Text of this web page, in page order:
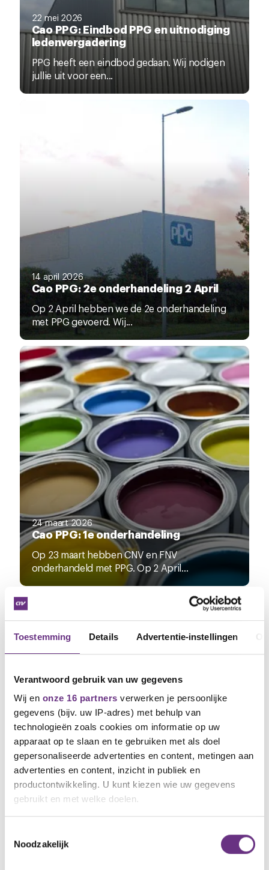
Toestemming Details Advertentie-instellingen
Verantwoord gebruik van uw gegevens
Wij en onze 16 partners verwerken je persoonlijke
gegevens (bijv. uw IP-adres) met behulp van
technologieën zoals cookies om informatie op uw
apparaat op te slaan en te gebruiken met als doel
gepersonaliseerde advertenties en content, metingen aan
advertenties en content, inzicht in publiek en
productontwikkeling. U kunt kiezen wie uw gegevens
gebruikt en met welke doelen.
Informatie verzamelen over uw geografische
Noodzakelijk
22 mei 2026
Cao PPG: Eindbod PPG en uitnodiging
ledenvergadering
PPG heeft een eindbod gedaan. Wij nodigen
jullie uit voor een...
14 april 2026
Cao PPG: 2e onderhandeling 2 April
Op 2 April hebben we de 2e onderhandeling
met PPG gevoerd. Wij...
24 maart 2026
Cao PPG: 1e onderhandeling
Op 23 maart hebben CNV en FNV
onderhandeld met PPG. Op 2 April...
30 januari 2026
Cao PPG: Uitnodiging
ledenvergadering
Ter voorbereiding van de cao
onderhandelingen nodigen CNV en FNV...